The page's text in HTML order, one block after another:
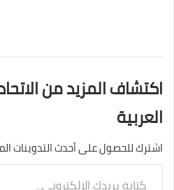
اكتشاف المزيد من
العربية
اشترك للحصول على أحدث التدوينات